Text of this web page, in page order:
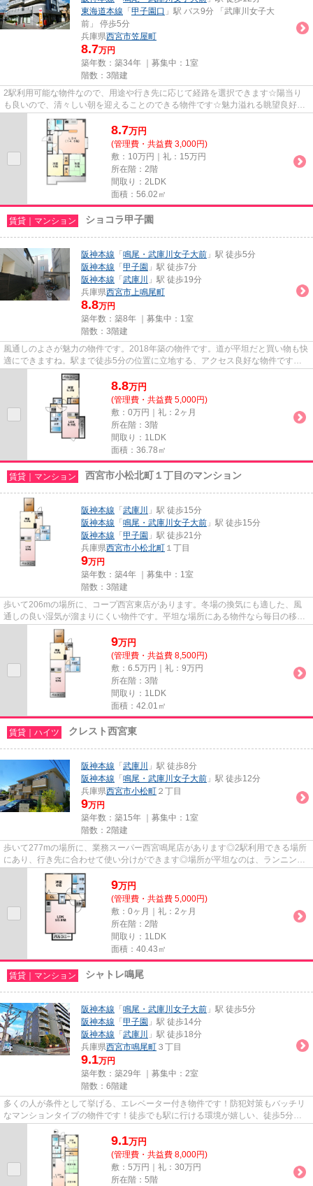
東海道本線 「 甲子園口 」駅 バス9分 「武庫川女子大
前」 停歩5分
兵庫県西宮市笠屋町
8.7万円
築年数：築34年 ｜募集中： 1室
階数：3階建
2駅利用可能な物件なので、用途や行き先に応じて経路を選択できます☆陽当り
も良いので、清々しい朝を迎えることのできる物件です☆魅力溢れる眺望良好な
景色を一望できるエリアあり☆利...
8.7万円
(管理費・共益費 3,000円)
敷：10万円｜礼：15万円
所在階：2階
間取り：2LDK
面積：56.02㎡
賃貸｜マンション ショコラ甲子園
阪神本線 「 鳴尾・武庫川女子大前 」駅 徒歩5分
阪神本線 「 甲子園 」駅 徒歩7分
阪神本線 「 武庫川
」駅 徒歩19分
兵庫県西宮市上鳴尾町
8.8万円
築年数：築8年 ｜募集中： 1室
階数：3階建
風通しのよさが魅力の物件です。2018年築の物件です。道が平坦だと買い物も快
適にできますね。駅まで徒歩5分の位置に立地する、アクセス良好な物件です。
西宮市エリアにある賃貸情報の...
8.8万円
(管理費・共益費 5,000円)
敷：0万円｜礼：2ヶ月
所在階：3階
間取り：1LDK
面積：36.78㎡
賃貸｜マンション 西宮市小松北町１丁目のマンション
阪神本線 「 武庫川
」駅 徒歩15分
阪神本線 「 鳴尾・武庫川女子大前 」駅 徒歩15分
阪神本線 「 甲子園 」駅 徒歩21分
兵庫県西宮市小松北町 １丁目
9万円
築年数：築4年 ｜募集中： 1室
階数：3階建
歩いて206mの場所に、コープ西宮東店があります。冬場の換気にも適した、風
通しの良い湿気が溜まりにくい物件です。平坦な場所にある物件なら毎日の移動
も快適です。最上階の物件です...
9万円
(管理費・共益費 8,500円)
敷：6.5万円｜礼：9万円
所在階：3階
間取り：1LDK
面積：42.01㎡
賃貸｜ハイツ クレスト西宮東
阪神本線 「 武庫川
」駅 徒歩8分
阪神本線 「 鳴尾・武庫川女子大前 」駅 徒歩12分
兵庫県西宮市小松町 ２丁目
9万円
築年数：築15年 ｜募集中： 1室
階数：2階建
歩いて277mの場所に、業務スーパー西宮鳴尾店があります◎2駅利用できる場所
にあり、行き先に合わせて使い分けができます◎場所が平坦なのは、ランニング
をする上で抑えたいポイントです...
9万円
(管理費・共益費 5,000円)
敷：0ヶ月｜礼：2ヶ月
所在階：2階
間取り：1LDK
面積：40.43㎡
賃貸｜マンション シャトレ鳴尾
阪神本線 「 鳴尾・武庫川女子大前 」駅 徒歩5分
阪神本線 「 甲子園 」駅 徒歩14分
阪神本線 「 武庫川
」駅 徒歩18分
兵庫県西宮市鳴尾町 ３丁目
9.1万円
築年数：築29年 ｜募集中： 2室
階数：6階建
多くの人が条件として挙げる、エレベーター付き物件です！防犯対策もバッチリ
なマンションタイプの物件です！徒歩でも駅に行ける環境が嬉しい、徒歩5分に
駅のある物件です！とても利便...
9.1万円
(管理費・共益費 8,000円)
敷：5万円｜礼：30万円
所在階：5階